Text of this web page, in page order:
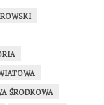
ŚRODKOWA